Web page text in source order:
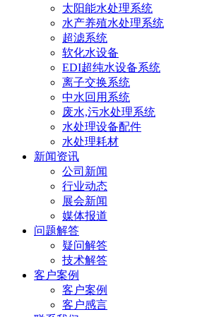
太阳能水处理系统
水产养殖水处理系统
超滤系统
软化水设备
EDI超纯水设备系统
离子交换系统
中水回用系统
废水,污水处理系统
水处理设备配件
水处理耗材
新闻资讯
公司新闻
行业动态
展会新闻
媒体报道
问题解答
疑问解答
技术解答
客户案例
客户案例
客户感言